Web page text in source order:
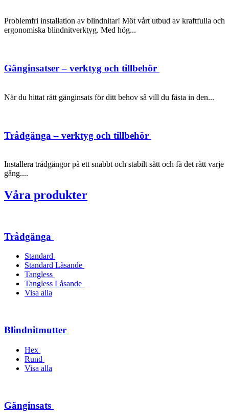
Problemfri installation av blindnitar! Möt vårt utbud av kraftfulla och
ergonomiska blindnitverktyg. Med hög...
Gänginsatser – verktyg och tillbehör
När du hittat rätt gänginsats för ditt behov så vill du fästa in den...
Trådgänga – verktyg och tillbehör
Installera trådgängor på ett snabbt och stabilt sätt och få det rätt varje
gång....
Våra produkter
Trådgänga
Standard
Standard Låsande
Tangless
Tangless Låsande
Visa alla
Blindnitmutter
Hex
Rund
Visa alla
Gänginsats